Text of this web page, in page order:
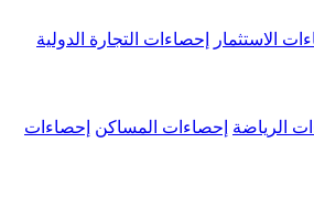
الاستثمار إحصاءات التجارة الدولية
الرياضة إحصاءات المساكن إحصاءات